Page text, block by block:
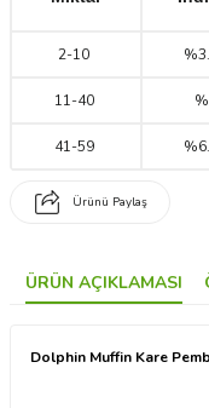
2-10
11-40
41-59
Ürünü Paylaş
ÜRÜN AÇIKLAMASI
Dolphin Muffin Kare